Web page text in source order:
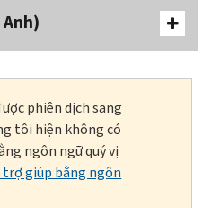
phiên dịch sang
tôi hiện không có
ngôn ngữ quý vị
trợ giúp bằng ngôn